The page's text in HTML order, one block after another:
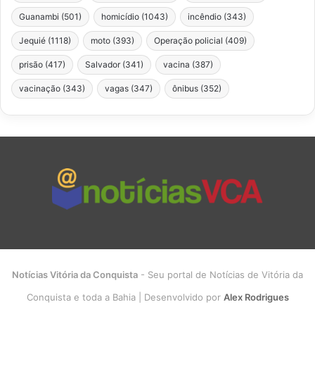
Guanambi (501) homicídio (1043) incêndio (343)
Jequié (1118) moto (393) Operação policial (409)
prisão (417) Salvador (341) vacina (387)
vacinação (343) vagas (347) ônibus (352)
Notícias Vitória da Conquista - Seu portal de Notícias de Vitória da
Conquista e toda a Bahia | Desenvolvido por Alex Rodrigues